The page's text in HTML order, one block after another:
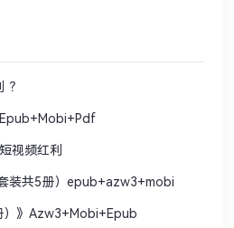
？
视频红利
装共5册）epub+azw3+mobi
）》Azw3+Mobi+Epub